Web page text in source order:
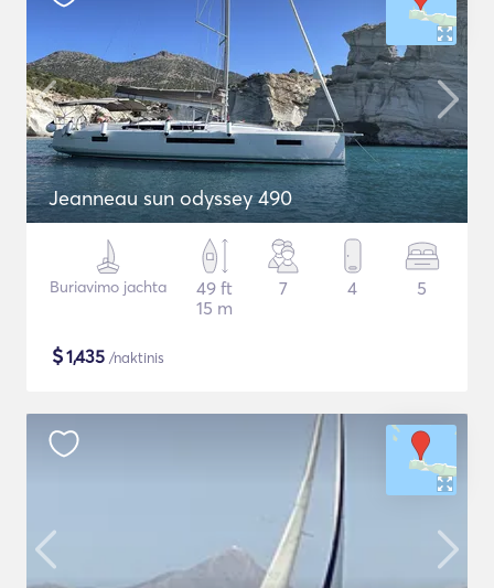
Jeanneau sun odyssey 490
Buriavimo jachta
49 ft
15 m
7 4 5
$1,435 /naktinis